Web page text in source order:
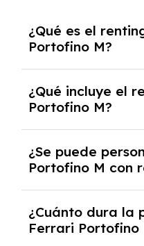
¿Qué es el
Portofino M?
contrato de alquiler
pagas una cuota
coche durante un
generalmente entre
¿Qué incluye el
Portofino M?
seguro a todo
reparaciones,
carretera y gestión
¿Se puede
Portofino M con
opciones y
cuando lo pactes
¿Cuánto dura la
Ferrari Portofino